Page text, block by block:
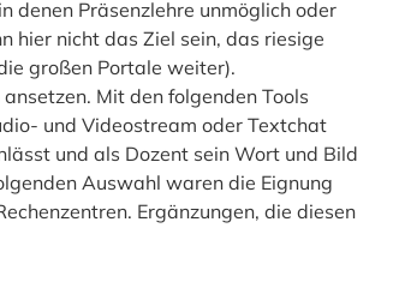
denen Präsenzlehre unmöglich oder
hier nicht das Ziel sein, das riesige
großen Portale weiter).
Mit den folgenden Tools
und Videostream oder Textchat
und als Dozent sein Wort und Bild
Auswahl waren die Eignung
Ergänzungen, die diesen